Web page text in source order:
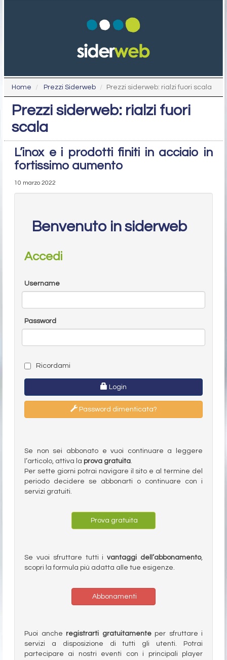
Home Prezzi Siderweb Prezzi siderweb: rialzi fuori scala
Prezzi siderweb: rialzi fuori
scala
L’inox e i prodotti finiti in acciaio in
fortissimo aumento
10 marzo 2022
Benvenuto in siderweb
Accedi
Username
Password
Ricordami
Login
Password dimenticata?
Se non sei abbonato e vuoi continuare a leggere
l’articolo, attiva la prova gratuita.
Per sette giorni potrai navigare il sito e al termine del
periodo decidere se abbonarti o continuare con i
servizi gratuiti.
Prova gratuita
Se vuoi sfruttare tutti ivantaggi dell’abbonamento,
scopri la formula più adatta alle tue esigenze.
Abbonamenti
Puoi anche registrarti gratuitamenteper sfruttare i
servizi a disposizione di tutti gli utenti. Potrai
partecipare ai nostri eventi con i principali player